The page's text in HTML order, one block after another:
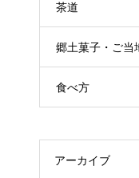
茶道
郷土菓子・ご当
食べ方
アーカイブ